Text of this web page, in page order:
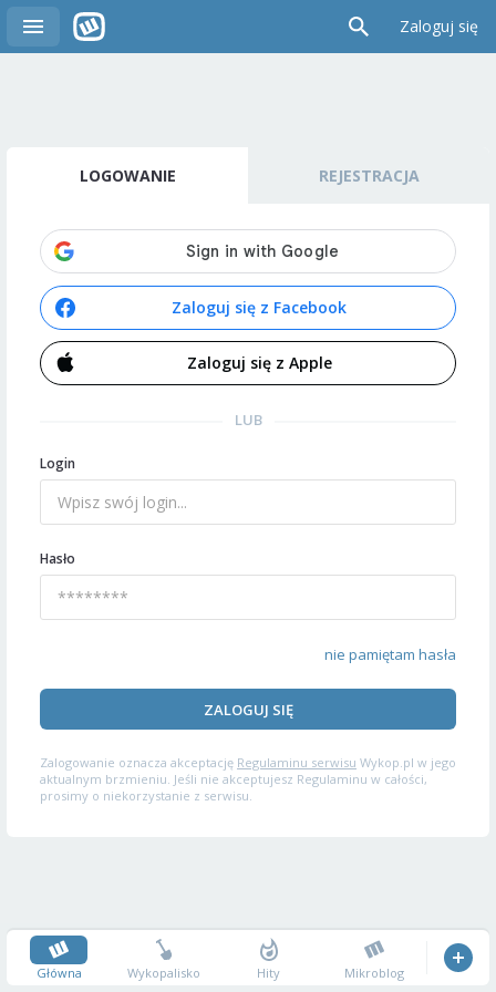
Zaloguj się
LOGOWANIE REJESTRACJA
Zaloguj się z Facebook
Zaloguj się z Apple
LUB
Login
Hasło
nie pamiętam hasła
ZALOGUJ SIĘ
Zalogowanie oznacza akceptację Regulaminu serwisu Wykop.pl w jego
aktualnym brzmieniu. Jeśli nie akceptujesz Regulaminu w całości,
prosimy o niekorzystanie z serwisu.
Główna Wykopalisko Hity Mikroblog